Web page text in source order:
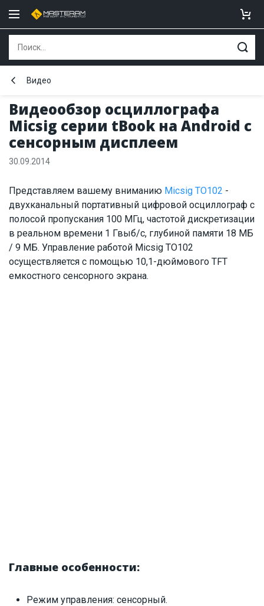
Видеообзор осциллографа
Micsig серии tBook на Android c
сенсорным дисплеем
Видео
30.09.2014
Представляем вашему вниманию Micsig TO102 -
двухканальный портативный цифровой осциллограф с
полосой пропускания 100 МГц, частотой дискретизации
в реальном времени 1 Гвыб/с, глубиной памяти 18 МБ
/ 9 МБ. Управление работой Micsig TO102
осуществляется с помощью 10,1-дюймового TFT
емкостного сенсорного экрана.
Главные особенности:
Режим управления: сенсорный.